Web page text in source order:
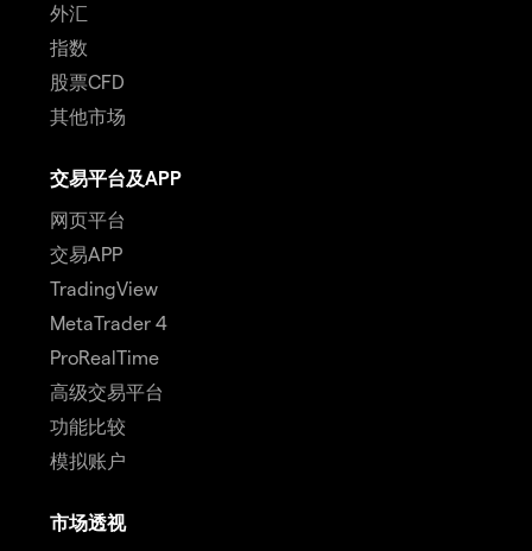
外汇
指数
股票CFD
其他市场
交易平台及APP
网页平台
交易APP
TradingView
MetaTrader 4
ProRealTime
高级交易平台
功能比较
模拟账户
市场透视